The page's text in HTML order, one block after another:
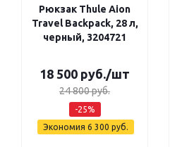
Рюкзак Thule Aion
Travel Backpack, 28 л,
черный, 3204721
18 500 руб./шт
24 800руб.
-25%
Экономия 6 300 руб.